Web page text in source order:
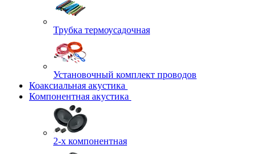
Трубка термоусадочная
Установочный комплект проводов
Коаксиальная акустика
Компонентная акустика
2-х компонентная